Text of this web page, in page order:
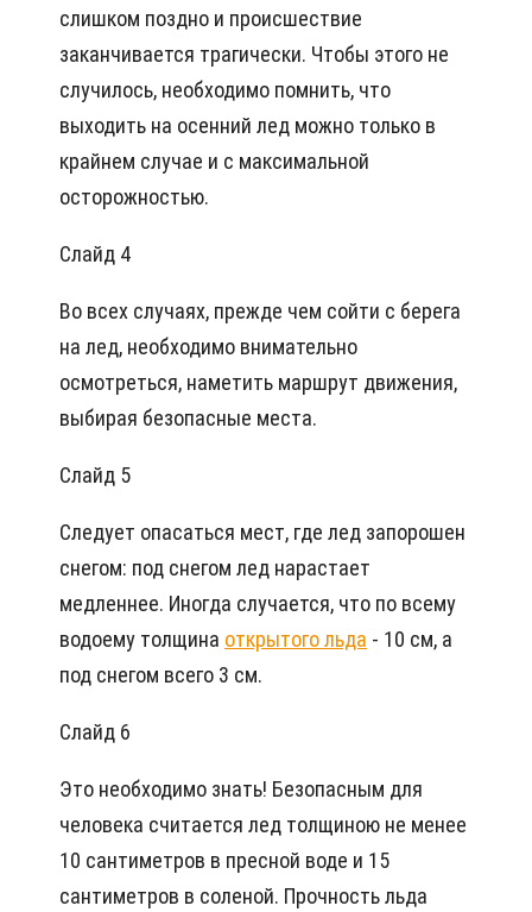
слишком поздно и происшествие
заканчивается трагически. Чтобы этого не
случилось, необходимо помнить, что
выходить на осенний лед можно только в
крайнем случае и с максимальной
осторожностью.
Слайд 4
Во всех случаях, прежде чем сойти с берега
на лед, необходимо внимательно
осмотреться, наметить маршрут движения,
выбирая безопасные места.
Слайд 5
Следует опасаться мест, где лед запорошен
снегом: под снегом лед нарастает
медленнее. Иногда случается, что по всему
водоему толщина открытого льда - 10 см, а
под снегом всего 3 см.
Слайд 6
Это необходимо знать! Безопасным для
человека считается лед толщиною не менее
10 сантиметров в пресной воде и 15
сантиметров в соленой. Прочность льда